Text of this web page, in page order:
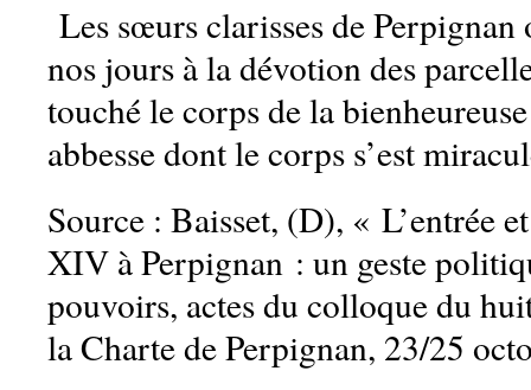
Les sœurs clarisses de
nos jours à la dévotion des
touché le corps de la
abbesse dont le corps s’est
Source : Baisset, (D), « L’entrée
XIV à Perpignan : un geste
pouvoirs, actes du colloque du
la Charte de Perpignan, 23/25